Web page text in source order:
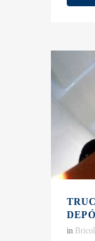
in